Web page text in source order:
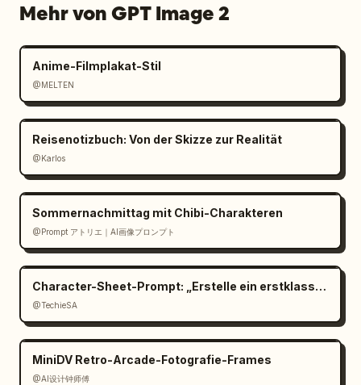
Mehr von GPT Image 2
Anime-Filmplakat-Stil
@MELTEN
Reisenotizbuch: Von der Skizze zur Realität
@Karlos
Sommernachmittag mit Chibi-Charakteren
@Prompt アトリエ｜AI画像プロンプト
Character-Sheet-Prompt: „Erstelle ein erstklassiges cinemat
@TechieSA
MiniDV Retro-Arcade-Fotografie-Frames
@AI设计钟师傅